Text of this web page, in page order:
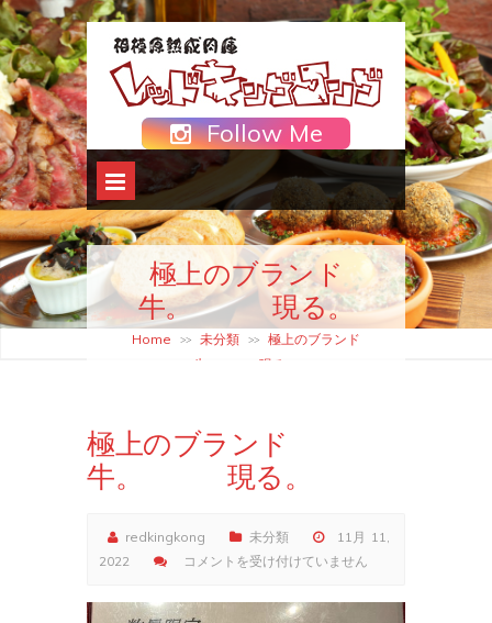
Follow Me
極上のブランド
牛。 現る。
Home >> 未分類 >>
極上のブランド
牛。 現る。
極上のブランド
牛。 現る。
redkingkong 未分類
11月 11,
2022
極
の
コメントを受け付けていません